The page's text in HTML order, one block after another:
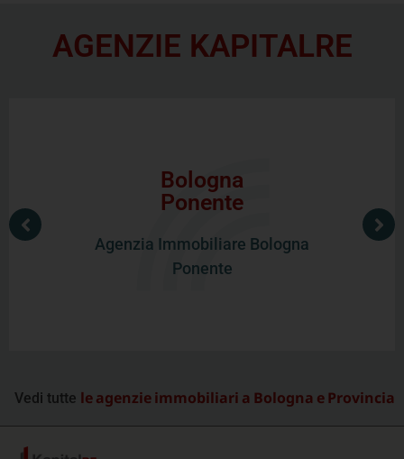
AGENZIE KAPITALRE
Bologna
Ponente
Agenzia Immobiliare Bologna
Ponente
Agenzia Immobiliare Bologna Ponente
Via Olindo Guerrini 26/a
Vedi tutte le agenzie immobiliari a Bologna e Provincia